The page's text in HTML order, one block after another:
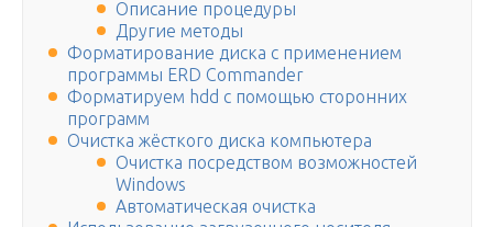
Описание процедуры
Другие методы
Форматирование диска с применением
программы ERD Commander
Форматируем hdd с помощью сторонних
программ
Очистка жёсткого диска компьютера
Очистка посредством возможностей
Windows
Автоматическая очистка